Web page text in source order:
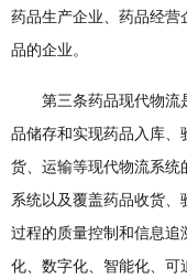
药品生产企业、药品经
品的企业。
第三条药品现代物流
品储存和实现药品入库
货、运输等现代物流系统
系统以及覆盖药品收货
过程的质量控制和信息追
化、数字化、智能化、可